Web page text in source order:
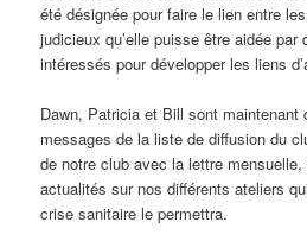
été désignée pour faire le lien entre
judicieux qu’elle puisse être aidée par
intéressés pour développer les liens
Dawn, Patricia et Bill sont maintenant
messages de la liste de diffusion du
de notre club avec la lettre
actualités sur nos différents ateliers
crise sanitaire le permettra.